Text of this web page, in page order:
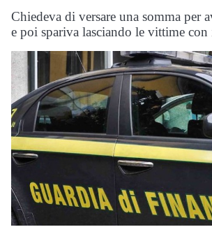
Chiedeva di versare una somma per
e poi spariva lasciando le vittime